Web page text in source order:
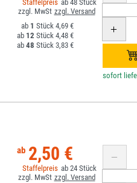
48
1
4,69 €
12
4,48 €
48
3,83 €
2,50 €
24